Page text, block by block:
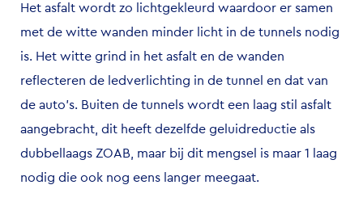
Het asfalt wordt zo lichtgekleurd waardoor er samen
met de witte wanden minder licht in de tunnels nodig
is. Het witte grind in het asfalt en de wanden
reflecteren de ledverlichting in de tunnel en dat van
de auto’s. Buiten de tunnels wordt een laag stil asfalt
aangebracht, dit heeft dezelfde geluidreductie als
dubbellaags ZOAB, maar bij dit mengsel is maar 1 laag
nodig die ook nog eens langer meegaat.